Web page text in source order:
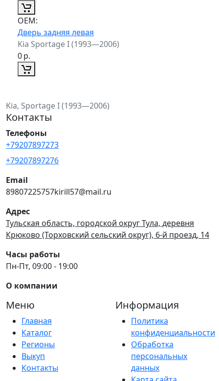
ОЕМ:
Дверь задняя левая
Kia Sportage I (1993—2006)
0р.
Kia, Sportage I (1993—2006)
Контакты
Телефоны
+79207897273
+79207897276
Email
89807225757kirill57@mail.ru
Адрес
Тульская область, городской округ Тула, деревня
Крюково (Торховский сельский округ), 6-й проезд, 14
Часы работы
Пн-Пт, 09:00 - 19:00
О компании
Меню
Главная
Каталог
Регионы
Выкуп
Контакты
Информация
Политика
конфиденциальности
Обработка
персональных
данных